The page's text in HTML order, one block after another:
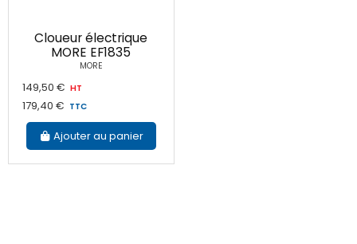
Cloueur électrique
MORE EF1835
MORE
149,50 € HT
179,40 € TTC
Ajouter au panier